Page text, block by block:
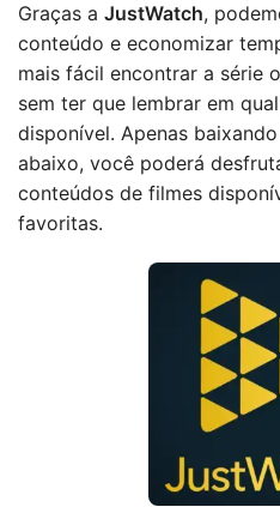
Graças a JustWatch,
conteúdo e economizar
mais fácil encontrar a série
sem ter que lembrar em
disponível. Apenas
abaixo, você poderá
conteúdos de filmes
favoritas.